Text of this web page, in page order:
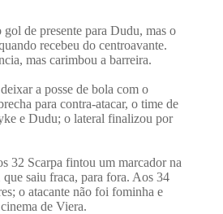
de presente para Dudu, mas o
recebeu do centroavante.
mas carimbou a barreira.
a posse de bola com o
para contra-atacar, o time de
e Dudu; o lateral finalizou por
32 Scarpa fintou um marcador na
que saiu fraca, para fora. Aos 34
o atacante não foi fominha e
de Viera.